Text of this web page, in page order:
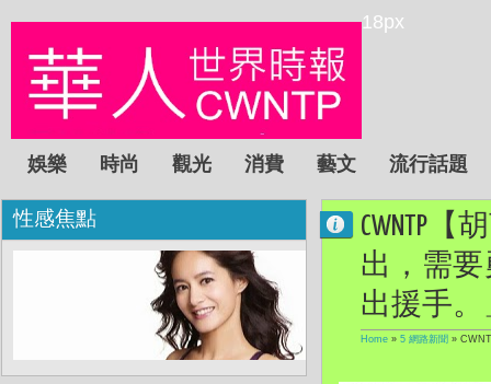
18px
娛樂 時尚 觀光 消費 藝文 流行話題
CWNTP
出，需
出援手。
Home » 5 網路新聞 »
性感焦點